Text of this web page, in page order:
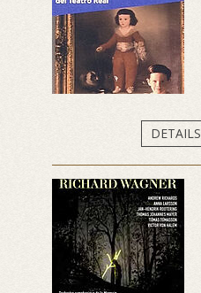
DETAILS